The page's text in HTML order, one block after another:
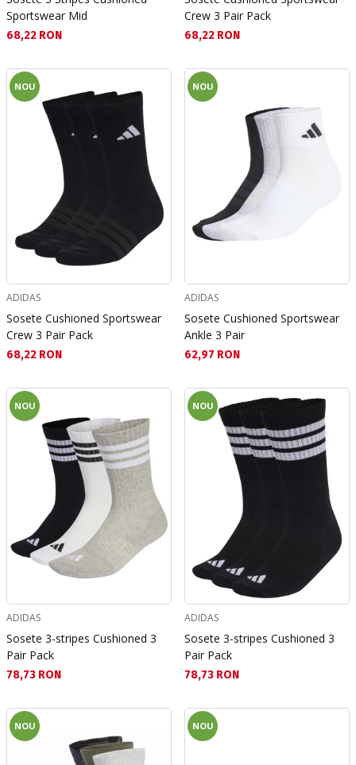
Sportswear Mid
Текуща цена:
68,22 RON
Crew 3 Pair Pack
Текуща цена:
68,22 RON
NOU
ADIDAS
Sosete Cushioned Sportswear
Crew 3 Pair Pack
Текуща цена:
68,22 RON
NOU
ADIDAS
Sosete Cushioned Sportswear
Ankle 3 Pair
Текуща цена:
62,97 RON
NOU
ADIDAS
Sosete 3-stripes Cushioned 3
Pair Pack
Текуща цена:
78,73 RON
NOU
ADIDAS
Sosete 3-stripes Cushioned 3
Pair Pack
Текуща цена:
78,73 RON
NOU NOU